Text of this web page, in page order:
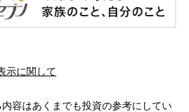
示に関して
容はあくまでも投資の参考にしてい